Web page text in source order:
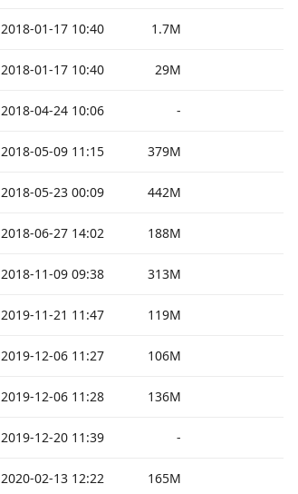
2018-01-17 10:40 1.7M
2018-01-17 10:40 29M
2018-04-24 10:06 -
2018-05-09 11:15 379M
2018-05-23 00:09 442M
2018-06-27 14:02 188M
2018-11-09 09:38 313M
2019-11-21 11:47 119M
2019-12-06 11:27 106M
2019-12-06 11:28 136M
2019-12-20 11:39 -
2020-02-13 12:22 165M